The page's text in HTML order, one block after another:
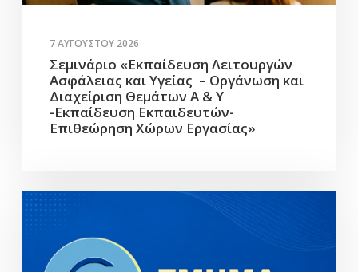
7 ΑΥΓΟΎΣΤΟΥ 2026
Σεμινάριο «Εκπαίδευση Λειτουργών
Ασφάλειας και Υγείας – Οργάνωση και
Διαχείριση Θεμάτων Α & Υ
-Εκπαίδευση Εκπαιδευτών-
Επιθεώρηση Χώρων Εργασίας»